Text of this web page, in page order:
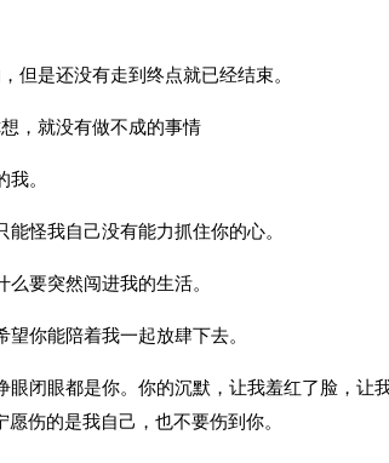
但是还没有走到终点就已经结束。
，就没有做不成的事情
。
怪我自己没有能力抓住你的心。
要突然闯进我的生活。
你能陪着我一起放肆下去。
眼闭眼都是你。你的沉默，让我羞红了脸，让
伤的是我自己，也不要伤到你。